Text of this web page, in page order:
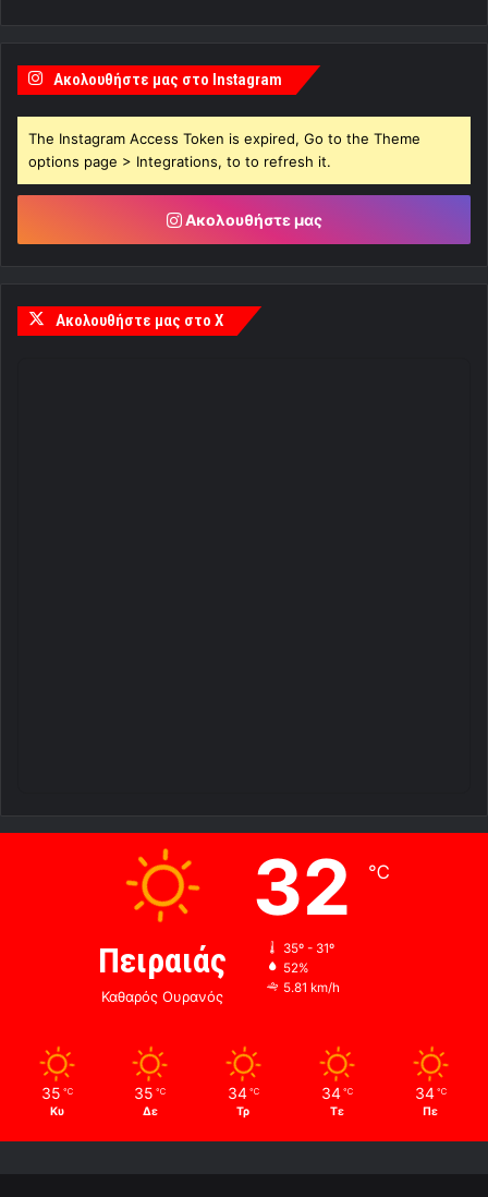
Ακολουθήστε μας στο Instagram
The Instagram Access Token is expired, Go to the Theme
options page > Integrations, to to refresh it.
Ακολουθήστε μας
Ακολουθήστε μας στο X
Πειραιάς
Καθαρός Ουρανός
32 ℃
35º - 31º
52%
5.81 km/h
35 ℃
Κυ
35 ℃
Δε
34 ℃
Τρ
34 ℃
Τε
34 ℃
Πε